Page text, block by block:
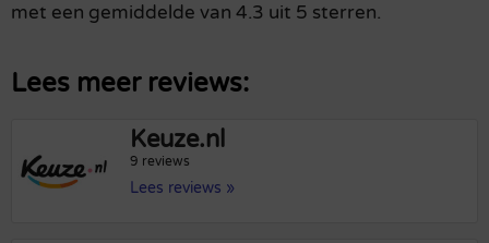
met een gemiddelde van 4.3 uit 5 sterren.
Lees meer reviews:
Keuze.nl
9 reviews
Lees reviews »